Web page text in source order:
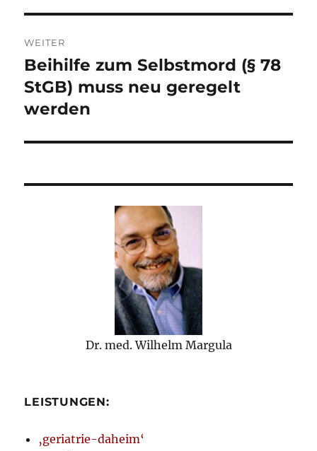
WEITER
Nächster
Beitrag:
Beihilfe zum Selbstmord (§ 78
StGB) muss neu geregelt
werden
Dr. med. Wilhelm Margula
LEISTUNGEN:
‚geriatrie-daheim‘